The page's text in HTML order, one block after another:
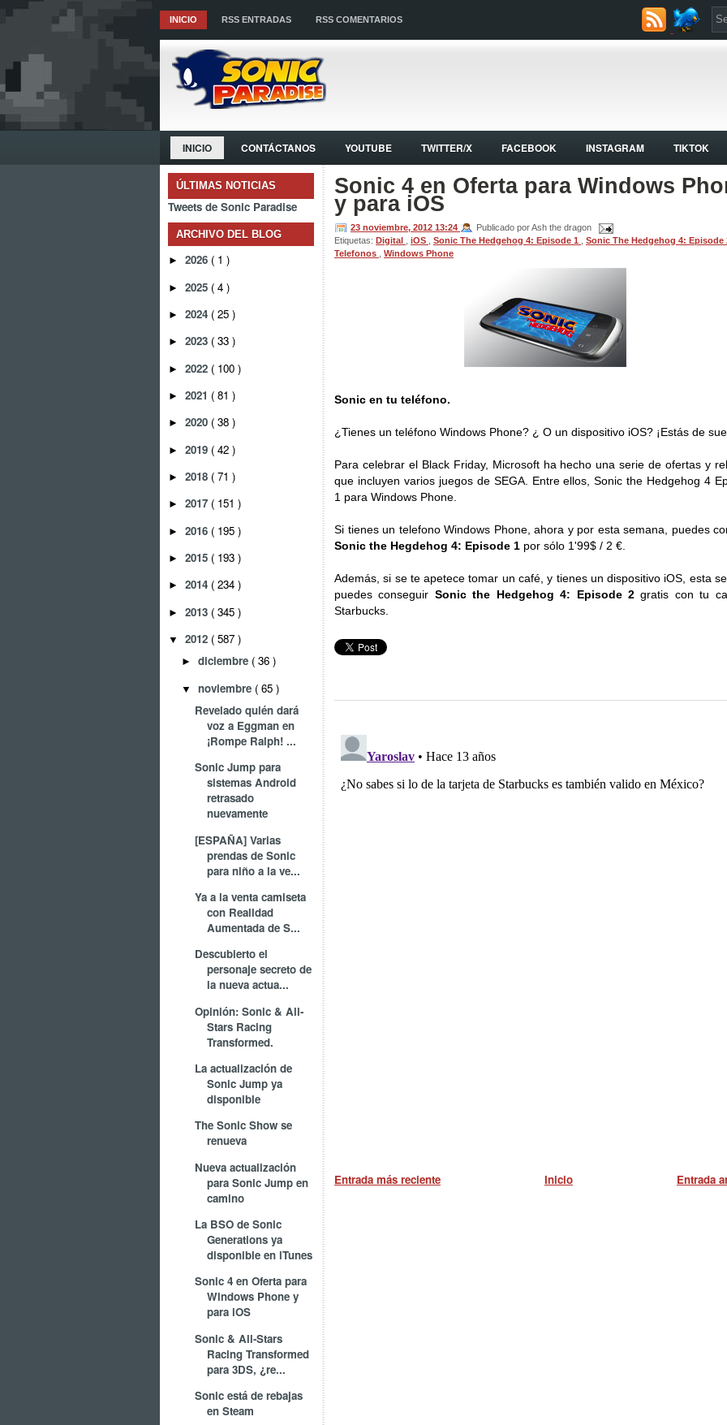
INICIO RSS ENTRADAS RSS COMENTARIOS
INICIO CONTÁCTANOS YOUTUBE TWITTER/X FACEBOOK INSTAGRAM TIKTOK
ÚLTIMAS NOTICIAS
Tweets de Sonic Paradise
ARCHIVO DEL BLOG
► 2026 ( 1 )
► 2025 ( 4 )
► 2024 ( 25 )
► 2023 ( 33 )
► 2022 ( 100 )
► 2021 ( 81 )
► 2020 ( 38 )
► 2019 ( 42 )
► 2018 ( 71 )
► 2017 ( 151 )
► 2016 ( 195 )
► 2015 ( 193 )
► 2014 ( 234 )
► 2013 ( 345 )
▼ 2012 ( 587 )
► diciembre ( 36 )
▼ noviembre ( 65 )
Revelado quién dará
voz a Eggman en
¡Rompe Ralph! ...
Sonic Jump para
sistemas Android
retrasado
nuevamente
[ESPAÑA] Varias
prendas de Sonic
para niño a la ve...
Ya a la venta camiseta
con Realidad
Aumentada de S...
Descubierto el
personaje secreto de
la nueva actua...
Opinión: Sonic & All-
Stars Racing
Transformed.
La actualización de
Sonic Jump ya
disponible
The Sonic Show se
renueva
Nueva actualización
para Sonic Jump en
camino
La BSO de Sonic
Generations ya
disponible en iTunes
Sonic 4 en Oferta para
Windows Phone y
para iOS
Sonic & All-Stars
Racing Transformed
para 3DS, ¿re...
Sonic está de rebajas
en Steam
Sonic 4 en Oferta para Windows
y para iOS
23 noviembre, 2012 13:24
Publicado por Ash the dragon
Etiquetas: Digital iOS Sonic The Hedgehog 4: Episode 1 Sonic The Hedgehog 4: Episode
Telefonos
Windows Phone
Sonic en tu teléfono.
¿Tienes un teléfono Windows Phone? ¿ O un dispositivo iOS? ¡Estás de
Para celebrar el Black Friday, Microsoft ha hecho una serie de ofertas y
que incluyen varios juegos de SEGA. Entre ellos, Sonic the Hedgehog 4
1 para Windows Phone.
Si tienes un telefono Windows Phone, ahora y por esta semana, puedes
Sonic the Hegdehog 4: Episode 1 por sólo 1'99$ / 2 €.
Además, si se te apetece tomar un café, y tienes un dispositivo iOS, esta
puedes conseguir Sonic the Hedgehog 4: Episode 2gratis con tu
Starbucks.
Entrada más reciente Entrada
Inicio